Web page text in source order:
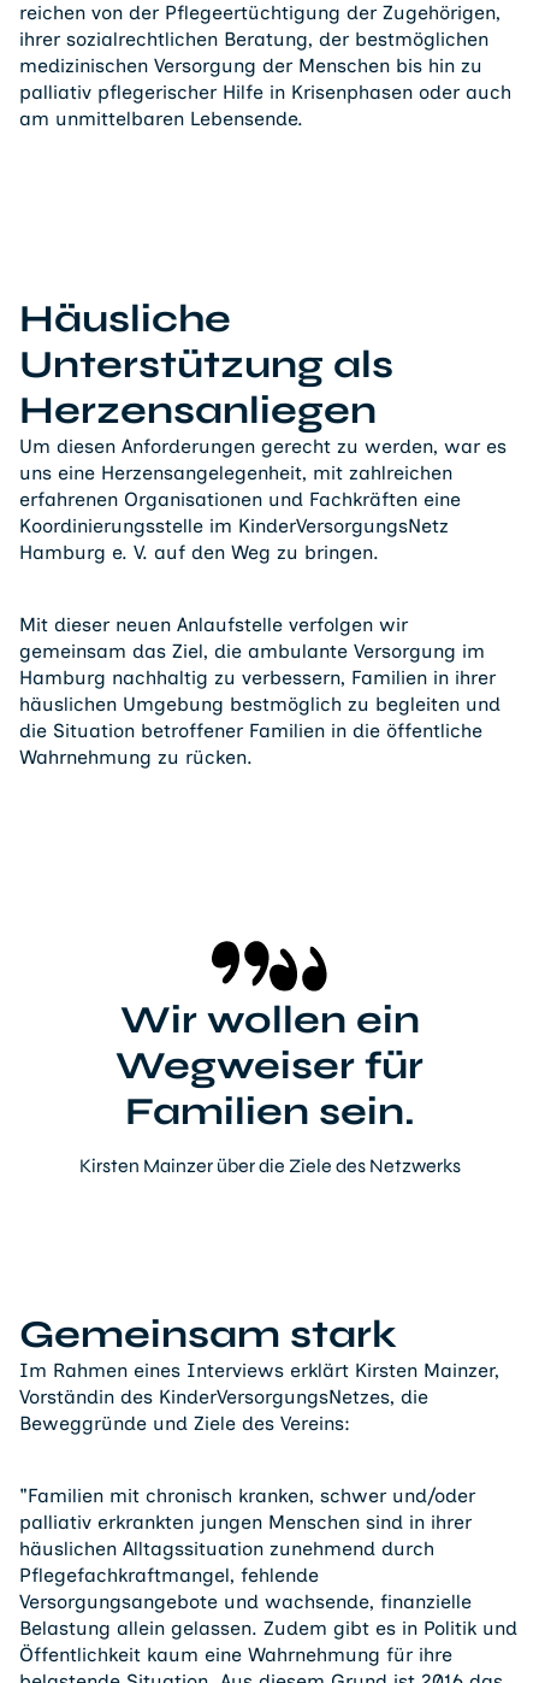
reichen von der Pflegeertüchtigung der Zugehörigen,
ihrer sozialrechtlichen Beratung, der bestmöglichen
medizinischen Versorgung der Menschen bis hin zu
palliativ pflegerischer Hilfe in Krisenphasen oder auch
am unmittelbaren Lebensende.
Häusliche
Unterstützung als
Herzensanliegen
Um diesen Anforderungen gerecht zu werden, war es
uns eine Herzensangelegenheit, mit zahlreichen
erfahrenen Organisationen und Fachkräften eine
Koordinierungsstelle im KinderVersorgungsNetz
Hamburg e. V. auf den Weg zu bringen.
Mit dieser neuen Anlaufstelle verfolgen wir
gemeinsam das Ziel, die ambulante Versorgung im
Hamburg nachhaltig zu verbessern, Familien in ihrer
häuslichen Umgebung bestmöglich zu begleiten und
die Situation betroffener Familien in die öffentliche
Wahrnehmung zu rücken.
Wir wollen ein
Wegweiser für
Familien sein.
Kirsten Mainzer über die Ziele des Netzwerks
Gemeinsam stark
Im Rahmen eines Interviews erklärt Kirsten Mainzer,
Vorständin des KinderVersorgungsNetzes, die
Beweggründe und Ziele des Vereins:
"Familien mit chronisch kranken, schwer und/oder
palliativ erkrankten jungen Menschen sind in ihrer
häuslichen Alltagssituation zunehmend durch
Pflegefachkraftmangel, fehlende
Versorgungsangebote und wachsende, finanzielle
Belastung allein gelassen. Zudem gibt es in Politik und
Öffentlichkeit kaum eine Wahrnehmung für ihre